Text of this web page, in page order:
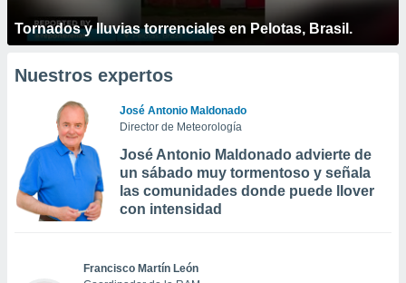
Tornados y lluvias torrenciales en Pelotas, Brasil.
Nuestros expertos
José Antonio Maldonado
Director de Meteorología
José Antonio Maldonado advierte de
un sábado muy tormentoso y señala
las comunidades donde puede llover
con intensidad
Francisco Martín León